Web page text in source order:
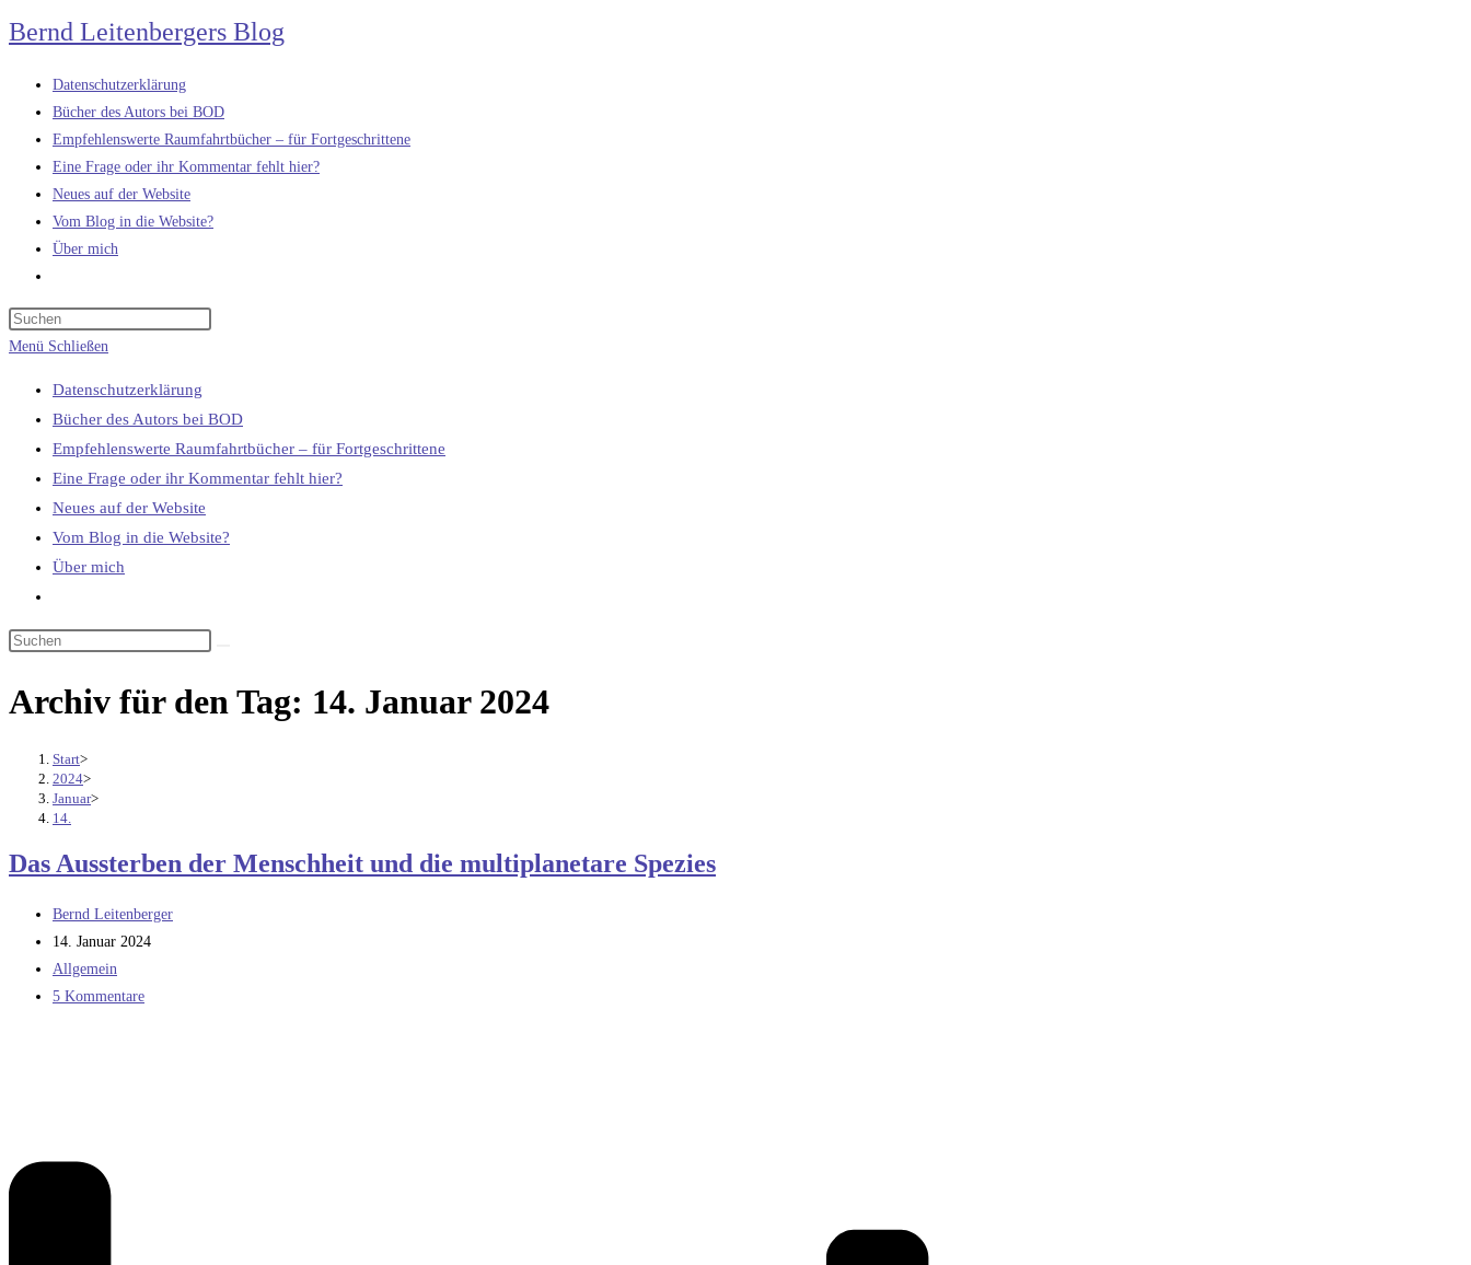
Zum
Inhalt
springen
Bernd Leitenbergers Blog
Datenschutzerklärung
Bücher des Autors bei BOD
Empfehlenswerte Raumfahrtbücher – für Fortgeschrittene
Eine Frage oder ihr Kommentar fehlt hier?
Neues auf der Website
Vom Blog in die Website?
Über mich
umschalten
Menü Schließen
Datenschutzerklärung
Bücher des Autors bei BOD
Empfehlenswerte Raumfahrtbücher – für Fortgeschrittene
Eine Frage oder ihr Kommentar fehlt hier?
Neues auf der Website
Vom Blog in die Website?
Über mich
umschalten
Archiv für den Tag: 14. Januar 2024
Start>
2024>
Januar>
14.
Das Aussterben der Menschheit und die multiplanetare Spezies
Beitrags-
Autor:
Bernd Leitenberger
Beitrag
veröffentlicht:
14. Januar 2024
Beitrags-
Kategorie:
Allgemein
Beitrags-
5 Kommentare